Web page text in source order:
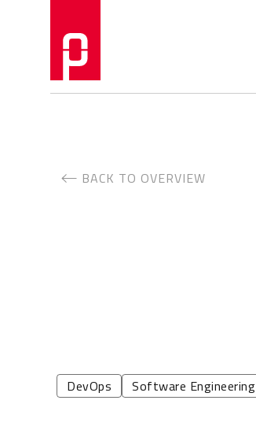
BACK TO OVERVIEW
DevOps Software Engineering